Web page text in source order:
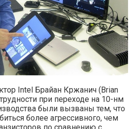
Intel Брайан Кржанич (Brian
при переходе на 10-нм
были вызваны тем, что
более агрессивного, чем